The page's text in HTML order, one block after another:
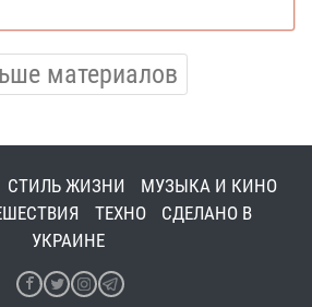
материалов
СТИЛЬ ЖИЗНИ
МУЗЫКА И КИНО
ТЕХНО
СДЕЛАНО В
УКРАИНЕ